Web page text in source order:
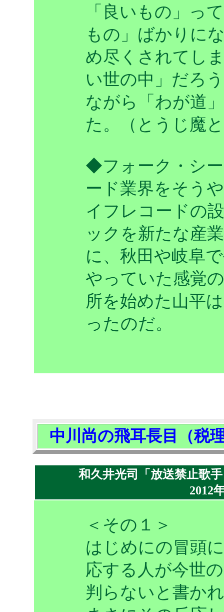
「良いもの」っ
もの」ばかりに
め尽くされてし
い世の中」だろ
ながら「わが道
た。（とうじ魔
◆フォーク・シ
ード業界をそう
イフレコードの
ックを新たな産
に、秋田や岐阜
やっていた感覚
所を始めた山平
ったのだ。
中川尚の飛耳長目（税
和久井光司「放送禁止歌
2012
＜その１＞
はじめにの冒頭
応する人が今世
判らないと書か